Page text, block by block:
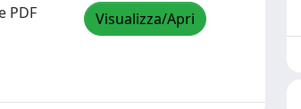
PDF Visualizza/Apri